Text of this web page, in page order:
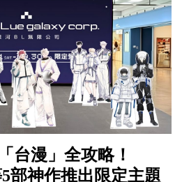
台漫」全攻略！
5部神作推出限定主題